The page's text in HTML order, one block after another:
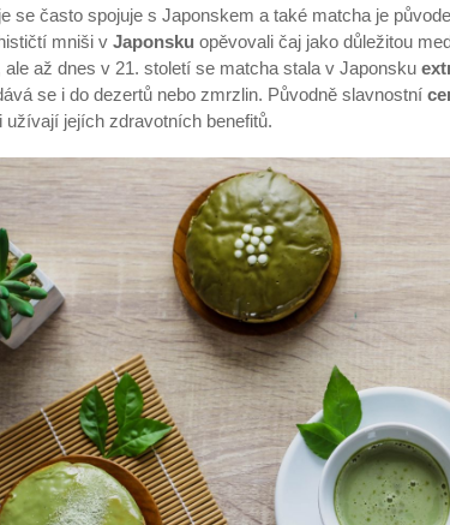
se často spojuje s Japonskem a také matcha je
mniši v Japonsku opěvovali čaj jako důležitou
ale až dnes v 21. století se matcha stala v Japonsku
se i do dezertů nebo zmrzlin. Původně slavnostní
užívají jejích zdravotních benefitů.